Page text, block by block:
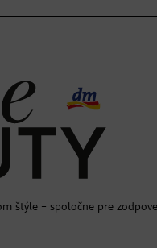
štýle – spoločne pre